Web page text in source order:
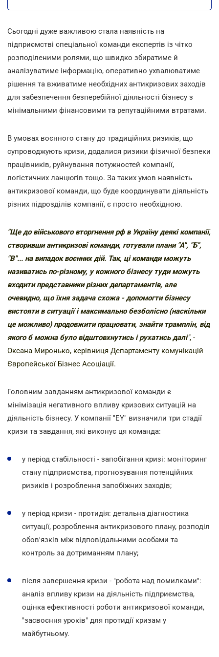
Сьогодні дуже важливою стала наявність на
підприємстві спеціальної команди експертів із чітко
розподіленими ролями, що швидко збиратиме й
аналізуватиме інформацію, оперативно ухвалюватиме
рішення та вживатиме необхідних антикризових заходів
для забезпечення безперебійної діяльності бізнесу з
мінімальними фінансовими та репутаційними втратами.
В умовах воєнного стану до традиційних ризиків, що
супроводжують кризи, додалися ризики фізичної безпеки
працівників, руйнування потужностей компанії,
логістичних ланцюгів тощо. За таких умов наявність
антикризової команди, що буде координувати діяльність
різних підрозділів компанії, є просто необхідною.
"Ще до військового вторгнення рф в Україну деякі компанії,
створивши антикризові команди, готували плани "А", "Б",
"В"... на випадок воєнних дій. Так, ці команди можуть
називатись по-різному, у кожного бізнесу туди можуть
входити представники різних департаментів, але
очевидно, що їхня задача схожа - допомогти бізнесу
вистояти в ситуації і максимально безболісно (наскільки
це можливо) продовжити працювати, знайти трамплін, від
якого б можна було відштовхнутись і рухатись далі", -
Оксана Миронько, керівниця Департаменту комунікацій
Європейської Бізнес Асоціації.
Головним завданням антикризової команди є
мінімізація негативного впливу кризових ситуацій на
діяльність бізнесу. У компанії "ЕY" визначили три стадії
кризи та завдання, які виконує ця команда:
у період стабільності - запобігання кризі: моніторинг
стану підприємства, прогнозування потенційних
ризиків і розроблення запобіжних заходів;
у період кризи - протидія: детальна діагностика
ситуації, розроблення антикризового плану, розподіл
обов'язків між відповідальними особами та
контроль за дотриманням плану;
після завершення кризи - "робота над помилками":
аналіз впливу кризи на діяльність підприємства,
оцінка ефективності роботи антикризової команди,
"засвоєння уроків" для протидії кризам у
майбутньому.